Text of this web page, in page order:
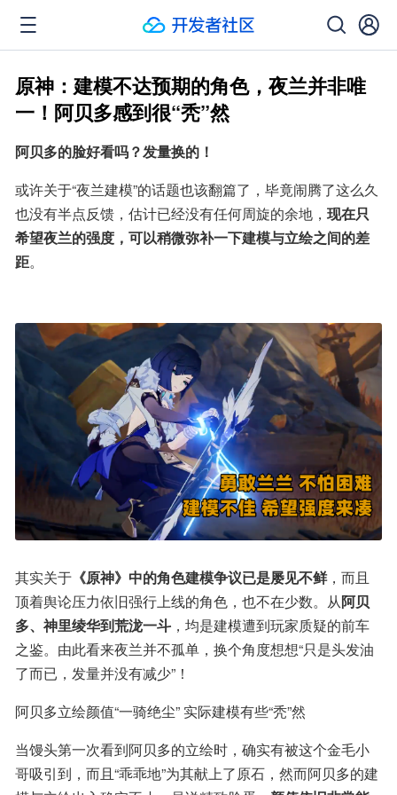
原神：建模不达预期的角色，夜兰并非唯
一！阿贝多感到很“秃”然
阿贝多的脸好看吗？发量换的！
或许关于“夜兰建模”的话题也该翻篇了，毕竟闹腾了这么久
也没有半点反馈，估计已经没有任何周旋的余地， 现在只
希望夜兰的强度，可以稍微弥补一下建模与立绘之间的差
距。
其实关于 《原神》中的角色建模争议已是屡见不鲜，而且
顶着舆论压力依旧强行上线的角色，也不在少数。从阿贝
多、神里绫华到荒泷一斗 ，均是建模遭到玩家质疑的前车
之鉴。由此看来夜兰并不孤单，换个角度想想“只是头发油
了而已，发量并没有减少”！
阿贝多立绘颜值“一骑绝尘” 实际建模有些“秃”然
当馒头第一次看到阿贝多的立绘时，确实有被这个金毛小
哥吸引到，而且“乖乖地”为其献上了原石，然而阿贝多的建